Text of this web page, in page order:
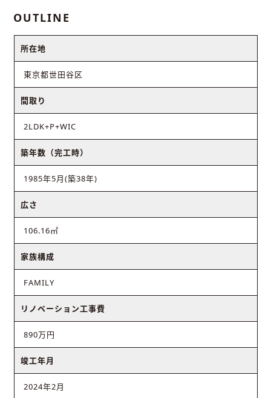
OUTLINE
所在地
東京都世田谷区
間取り
2LDK+P+WIC
築年数（完工時）
1985年5月(築38年)
広さ
106.16㎡
家族構成
FAMILY
リノベーション工事費
890万円
竣工年月
2024年2月